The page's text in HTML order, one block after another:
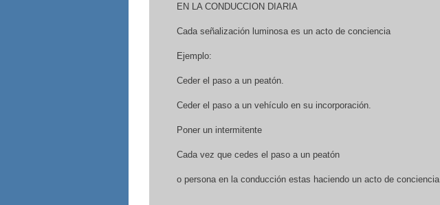
EN LA CONDUCCION DIARIA
Cada señalización luminosa es un acto de conciencia
Ejemplo:
Ceder el paso a un peatón.
Ceder el paso a un vehículo en su incorporación.
Poner un intermitente
Cada vez que cedes el paso a un peatón
o persona en la conducción estas haciendo un acto de conciencia.